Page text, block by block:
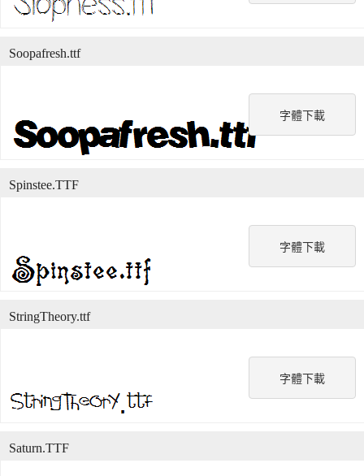
字體下載
Soopafresh.ttf
字體下載
Spinstee.TTF
字體下載
StringTheory.ttf
Saturn.TTF